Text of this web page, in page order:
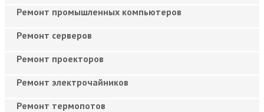
Ремонт промышленных компьютеров
Ремонт серверов
Ремонт проекторов
Ремонт электрочайников
Ремонт термопотов